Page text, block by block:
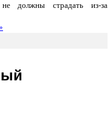
должны страдать из-за